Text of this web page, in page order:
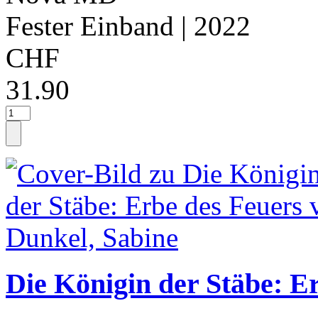
Fester Einband | 2022
CHF
31.90
Die Königin der Stäbe: